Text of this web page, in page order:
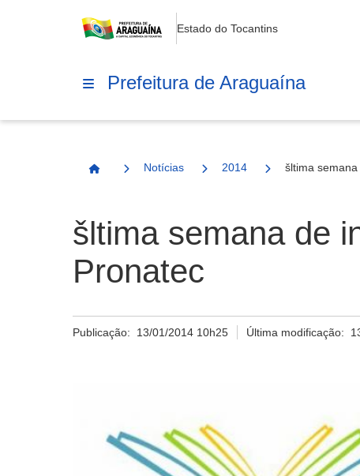
Estado do Tocantins
Prefeitura de Araguaína
Página Inicial
Notícias 2014 šltima
šltima semana de
Pronatec
Publicação: 13/01/2014 10h25 Última modificação: